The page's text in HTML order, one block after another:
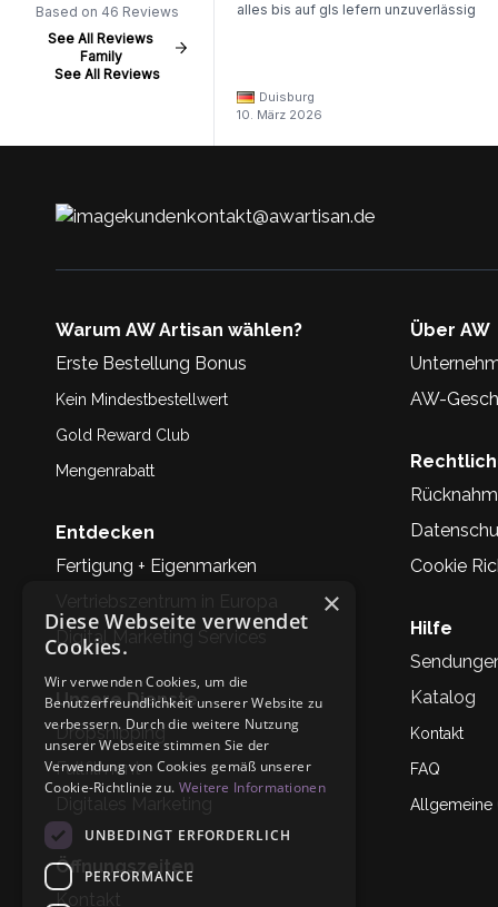
Based on 46 Reviews
See All Reviews
Family
See All Reviews
alles bis auf gls lefern unzuverlässig
Duisburg
10. März 2026
kundenkontakt@awartisan.de
Warum AW Artisan wählen?
Erste Bestellung Bonus
Kein Mindestbestellwert
Gold Reward Club
Mengenrabatt
Entdecken
Fertigung + Eigenmarken
Vertriebszentrum in Europa
Digital Marketing Services
Unsere Dienste
Dropshipping
Fullfilment
Digitales Marketing
Öffnungszeiten
Kontakt
Über AW
AW-
Cookie
Hilfe
Katalog
Kontakt
FAQ
Allgemeine
×
Diese Webseite verwendet
Cookies.
Wir verwenden Cookies, um die
Benutzerfreundlichkeit unserer Website zu
verbessern. Durch die weitere Nutzung
unserer Webseite stimmen Sie der
Verwendung von Cookies gemäß unserer
Cookie-Richtlinie zu. Weitere Informationen
UNBEDINGT ERFORDERLICH
PERFORMANCE